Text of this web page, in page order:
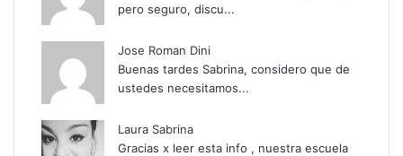
pero seguro, discu...
Jose Roman Dini
Buenas tardes Sabrina, considero que de
ustedes necesitamos...
Laura Sabrina
Gracias x leer esta info , nuestra escuela